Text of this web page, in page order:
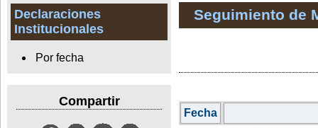
Declaraciones
Institucionales
Por fecha
Compartir
Seguimiento de
Fecha